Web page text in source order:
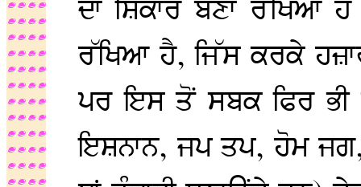
ਦਾ ਸ਼ਿਕਾਰ ਬਣਾ
ਰੱਖਿਆ ਹੈ, ਜਿੱਸ ਕਰਕੇ
ਪਰ ਇਸ ਤੋਂ ਸਬਕ ਫਿਰ ਭੀ
ਇਸ਼ਨਾਨ, ਜਪ ਤਪ, ਹੋਮ